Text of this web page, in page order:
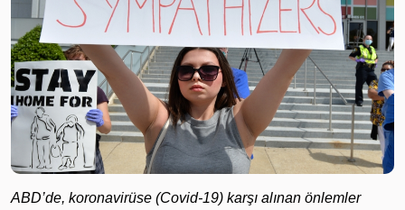
ABD’de, koronavirüse (Covid-19) karşı alınan önlemler